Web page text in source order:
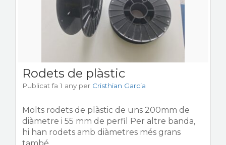
Rodets de plàstic
Publicat fa 1 any per Cristhian Garcia
Molts rodets de plàstic de uns 200mm de
diàmetre i 55 mm de perfil Per altre banda,
hi han rodets amb diàmetres més grans